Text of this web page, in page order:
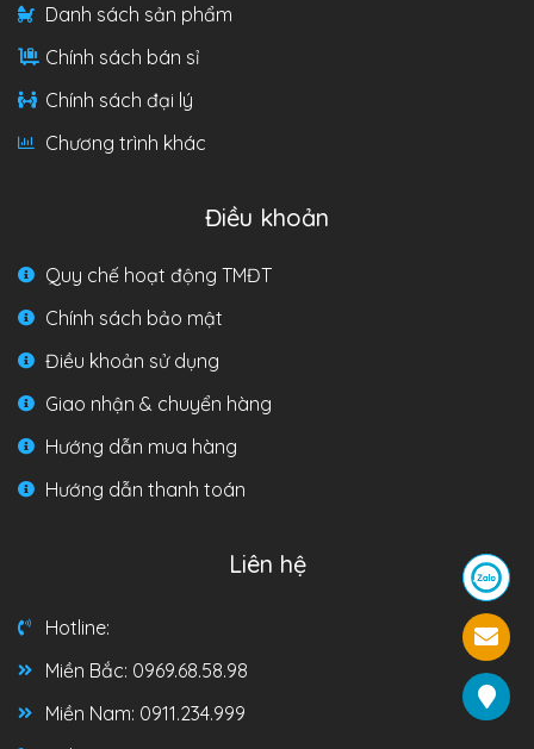
Danh sách sản phẩm
Chính sách bán sỉ
Chính sách đại lý
Chương trình khác
Điều khoản
Quy chế hoạt động TMĐT
Chính sách bảo mật
Điều khoản sử dụng
Giao nhận & chuyển hàng
Hướng dẫn mua hàng
Hướng dẫn thanh toán
Liên hệ
Hotline:
Miền Bắc: 0969.68.58.98
Miền Nam: 0911.234.999